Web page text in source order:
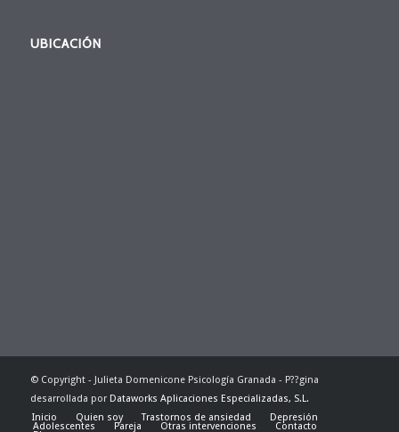
UBICACIÓN
© Copyright - Julieta Domenicone Psicología Granada - P??gina
desarrollada por Dataworks Aplicaciones Especializadas, S.L.
Inicio
Quien soy Trastornos de ansiedad Depresión
Adolescentes Pareja Otras intervenciones Contacto